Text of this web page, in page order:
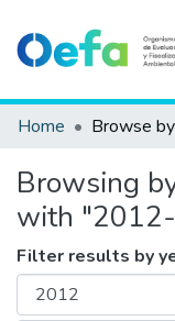
Communities &
Estad. Externas
Guias ▾
Home Browse
Browsing
with
Filter results by